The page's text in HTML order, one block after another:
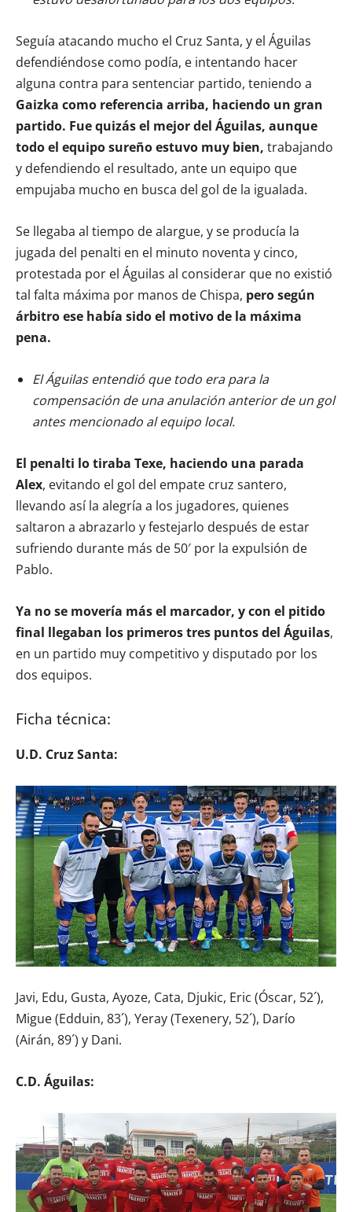
Seguía atacando mucho el Cruz Santa, y el Águilas
defendiéndose como podía, e intentando hacer
alguna contra para sentenciar partido, teniendo a
Gaizka como referencia arriba, haciendo un gran
partido. Fue quizás el mejor del Águilas, aunque
todo el equipo sureño estuvo muy bien, trabajando
y defendiendo el resultado, ante un equipo que
empujaba mucho en busca del gol de la igualada.
Se llegaba al tiempo de alargue, y se producía la
jugada del penalti en el minuto noventa y cinco,
protestada por el Águilas al considerar que no existió
tal falta máxima por manos de Chispa, pero según
árbitro ese había sido el motivo de la máxima
pena.
El Águilas entendió que todo era para la
compensación de una anulación anterior de un gol
antes mencionado al equipo local.
El penalti lo tiraba Texe, haciendo una parada
Alex, evitando el gol del empate cruz santero,
llevando así la alegría a los jugadores, quienes
saltaron a abrazarlo y festejarlo después de estar
sufriendo durante más de 50′ por la expulsión de
Pablo.
Ya no se movería más el marcador, y con el pitido
final llegaban los primeros tres puntos del Águilas,
en un partido muy competitivo y disputado por los
dos equipos.
Ficha técnica:
U.D. Cruz Santa:
Javi, Edu, Gusta, Ayoze, Cata, Djukic, Eric (Óscar, 52´),
Migue (Edduin, 83´), Yeray (Texenery, 52´), Darío
(Airán, 89´) y Dani.
C.D. Águilas: